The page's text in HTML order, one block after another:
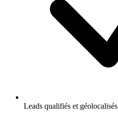
Leads qualifiés et géolocalisés